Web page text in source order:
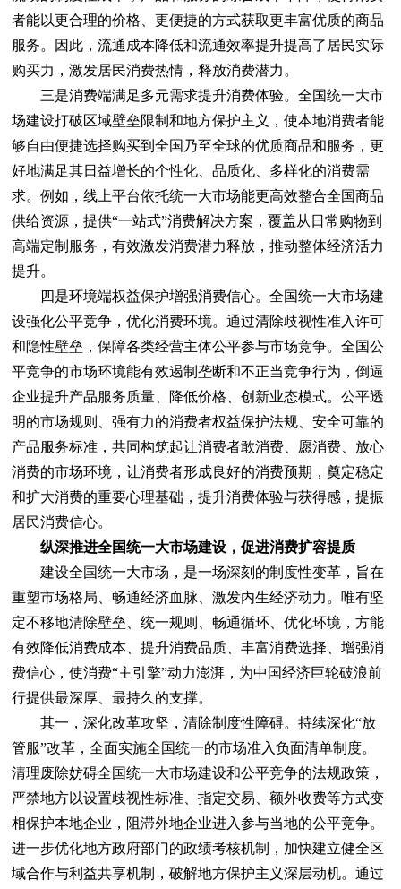
者能以更合理的价格、更便捷的方式获取更丰富优质的商品
服务。因此，流通成本降低和流通效率提升提高了居民实际
购买力，激发居民消费热情，释放消费潜力。
三是消费端满足多元需求提升消费体验。全国统一大市
场建设打破区域壁垒限制和地方保护主义，使本地消费者能
够自由便捷选择购买到全国乃至全球的优质商品和服务，更
好地满足其日益增长的个性化、品质化、多样化的消费需
求。例如，线上平台依托统一大市场能更高效整合全国商品
供给资源，提供“一站式”消费解决方案，覆盖从日常购物到
高端定制服务，有效激发消费潜力释放，推动整体经济活力
提升。
四是环境端权益保护增强消费信心。全国统一大市场建
设强化公平竞争，优化消费环境。通过清除歧视性准入许可
和隐性壁垒，保障各类经营主体公平参与市场竞争。全国公
平竞争的市场环境能有效遏制垄断和不正当竞争行为，倒逼
企业提升产品服务质量、降低价格、创新业态模式。公平透
明的市场规则、强有力的消费者权益保护法规、安全可靠的
产品服务标准，共同构筑起让消费者敢消费、愿消费、放心
消费的市场环境，让消费者形成良好的消费预期，奠定稳定
和扩大消费的重要心理基础，提升消费体验与获得感，提振
居民消费信心。
纵深推进全国统一大市场建设，促进消费扩容提质
建设全国统一大市场，是一场深刻的制度性变革，旨在
重塑市场格局、畅通经济血脉、激发内生经济动力。唯有坚
定不移地清除壁垒、统一规则、畅通循环、优化环境，方能
有效降低消费成本、提升消费品质、丰富消费选择、增强消
费信心，使消费“主引擎”动力澎湃，为中国经济巨轮破浪前
行提供最深厚、最持久的支撑。
其一，深化改革攻坚，清除制度性障碍。持续深化“放
管服”改革，全面实施全国统一的市场准入负面清单制度。
清理废除妨碍全国统一大市场建设和公平竞争的法规政策，
严禁地方以设置歧视性标准、指定交易、额外收费等方式变
相保护本地企业，阻滞外地企业进入参与当地的公平竞争。
进一步优化地方政府部门的政绩考核机制，加快建立健全区
域合作与利益共享机制，破解地方保护主义深层动机。通过